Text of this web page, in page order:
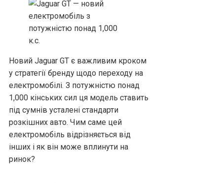
Новий Jaguar GT є важливим кроком
у стратегії бренду щодо переходу на
електромобілі. З потужністю понад
1,000 кінських сил ця модель ставить
під сумнів усталені стандарти
розкішних авто. Чим саме цей
електромобіль відрізняється від
інших і як він може вплинути на
ринок?